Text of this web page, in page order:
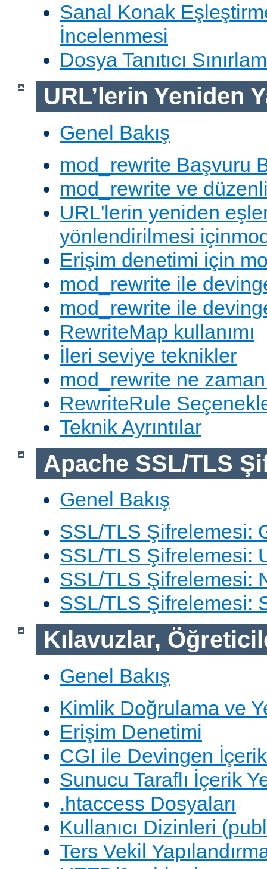
Sanal Konak
İncelenmesi
Dosya Tanıtıcı
URL’lerin Yeniden
Genel Bakış
mod_rewrite Başvuru
mod_rewrite ve
URL'lerin yeniden
yönlendirilmesi
Erişim denetimi için
mod_rewrite ile
mod_rewrite ile
RewriteMap kullanımı
İleri seviye teknikler
mod_rewrite ne
RewriteRule
Teknik Ayrıntılar
Apache SSL/TLS
Genel Bakış
SSL/TLS Şifrelemesi:
SSL/TLS Şifrelemesi:
SSL/TLS Şifrelemesi:
SSL/TLS Şifrelemesi:
Kılavuzlar,
Genel Bakış
Kimlik Doğrulama ve
Erişim Denetimi
CGI ile Devingen İçerik
Sunucu Taraflı İçerik
.htaccess Dosyaları
Kullanıcı Dizinleri
Ters Vekil